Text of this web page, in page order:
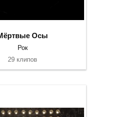
Осы
Рок
29 клипов